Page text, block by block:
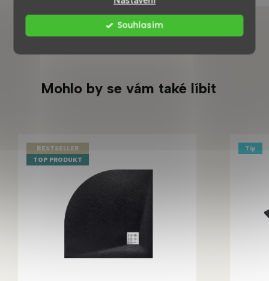
Souhlasím
Mohlo by se vám také líbit
BESTSELLER
TOP PRODUKT
Tip